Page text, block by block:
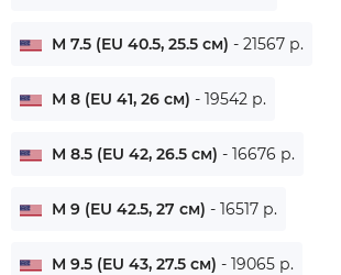
M 7.5 (EU 40.5, 25.5 см) - 21567 р.
M 8 (EU 41, 26 см) - 19542 р.
M 8.5 (EU 42, 26.5 см) - 16676 р.
M 9 (EU 42.5, 27 см) - 16517 р.
M 9.5 (EU 43, 27.5 см) - 19065 р.